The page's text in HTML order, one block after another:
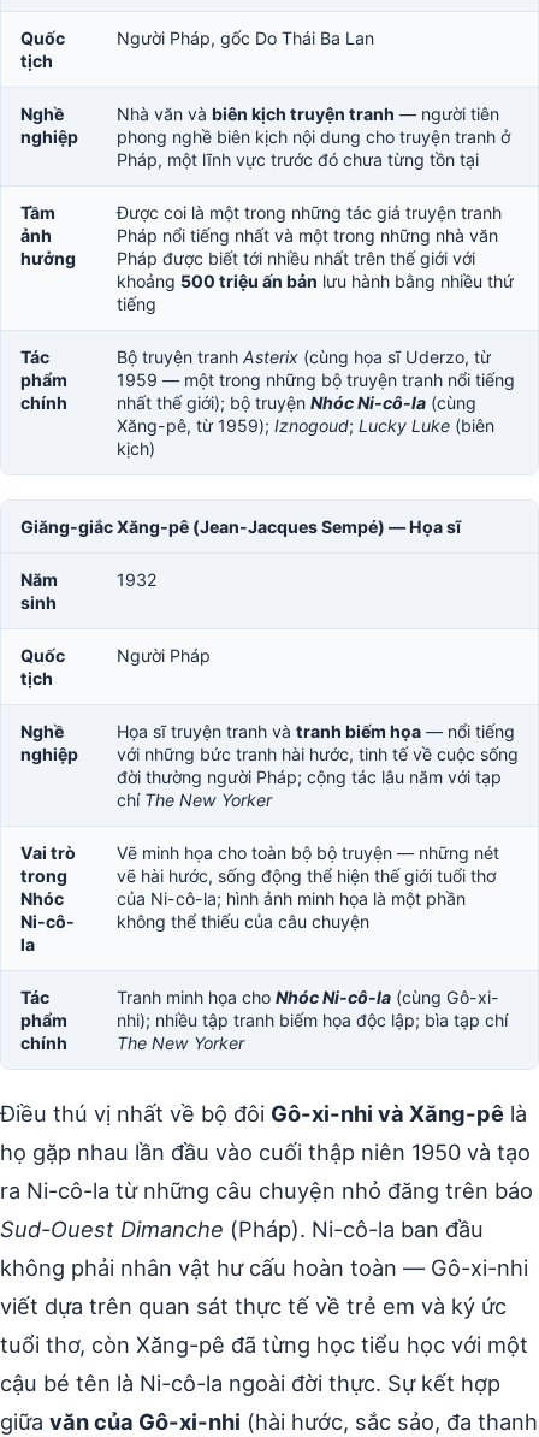
Quốc
tịch
Người Pháp, gốc Do Thái Ba Lan
Nghề
nghiệp
Nhà văn và biên kịch truyện tranh — người tiên
phong nghề biên kịch nội dung cho truyện tranh ở
Pháp, một lĩnh vực trước đó chưa từng tồn tại
Tầm
ảnh
hưởng
Được coi là một trong những tác giả truyện tranh
Pháp nổi tiếng nhất và một trong những nhà văn
Pháp được biết tới nhiều nhất trên thế giới với
khoảng 500 triệu ấn bản lưu hành bằng nhiều thứ
tiếng
Tác
phẩm
chính
Bộ truyện tranh Asterix (cùng họa sĩ Uderzo, từ
1959 — một trong những bộ truyện tranh nổi tiếng
nhất thế giới); bộ truyện Nhóc Ni-cô-la (cùng
Xăng-pê, từ 1959); Iznogoud; Lucky Luke (biên
kịch)
Giăng-giắc Xăng-pê (Jean-Jacques Sempé) — Họa sĩ
Năm
sinh
1932
Quốc
tịch
Người Pháp
Nghề
nghiệp
Họa sĩ truyện tranh và tranh biếm họa — nổi tiếng
với những bức tranh hài hước, tinh tế về cuộc sống
đời thường người Pháp; cộng tác lâu năm với tạp
chí The New Yorker
Vai trò
trong
Nhóc
Ni-cô-
la
Vẽ minh họa cho toàn bộ bộ truyện — những nét
vẽ hài hước, sống động thể hiện thế giới tuổi thơ
của Ni-cô-la; hình ảnh minh họa là một phần
không thể thiếu của câu chuyện
Tác
phẩm
chính
Tranh minh họa cho Nhóc Ni-cô-la (cùng Gô-xi-
nhi); nhiều tập tranh biếm họa độc lập; bìa tạp chí
The New Yorker
Điều thú vị nhất về bộ đôi Gô-xi-nhi và Xăng-pê là
họ gặp nhau lần đầu vào cuối thập niên 1950 và tạo
ra Ni-cô-la từ những câu chuyện nhỏ đăng trên báo
Sud-Ouest Dimanche (Pháp). Ni-cô-la ban đầu
không phải nhân vật hư cấu hoàn toàn — Gô-xi-nhi
viết dựa trên quan sát thực tế về trẻ em và ký ức
tuổi thơ, còn Xăng-pê đã từng học tiểu học với một
cậu bé tên là Ni-cô-la ngoài đời thực. Sự kết hợp
giữa văn của Gô-xi-nhi (hài hước, sắc sảo, đa thanh